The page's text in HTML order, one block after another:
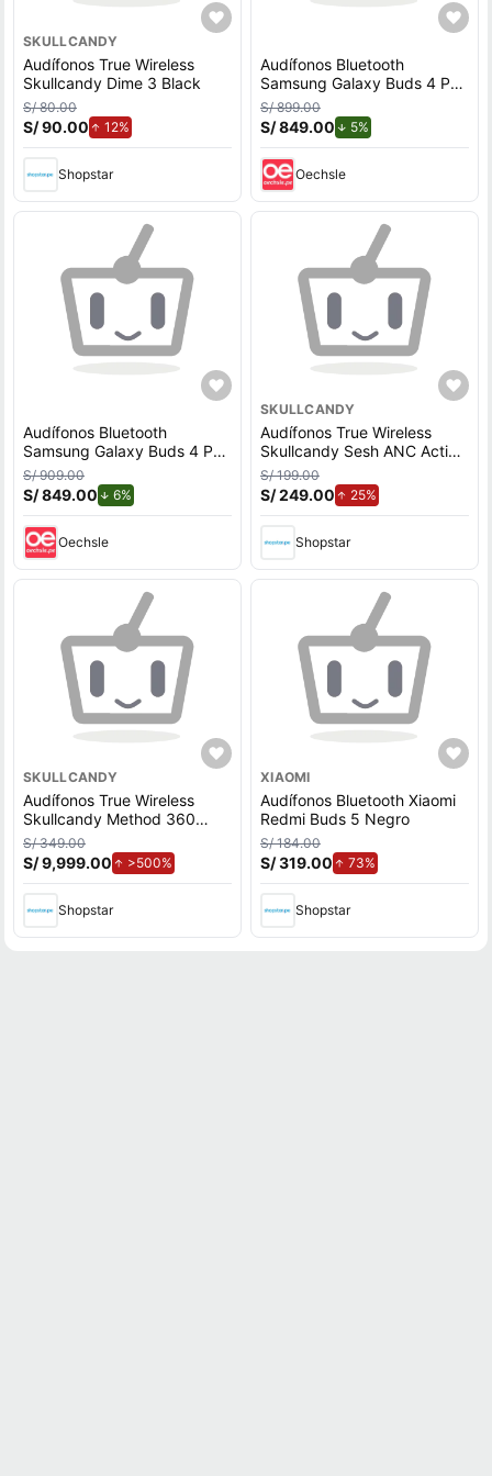
SKULLCANDY
Audífonos True Wireless
Skullcandy Dime 3 Black
S/ 80.00
S/ 90.00 12%
Shopstar
Audífonos Bluetooth
Samsung Galaxy Buds 4 Pro
Black
S/ 899.00
S/ 849.00 5%de descuento.
Oechsle
Audífonos Bluetooth
Samsung Galaxy Buds 4 Pro
Black
S/ 909.00
S/ 849.00 6%
Oechsle
SKULLCANDY
Audífonos True Wireless
Skullcandy Sesh ANC Active
Black
S/ 199.00
S/ 249.00 25%de aumento.
Shopstar
SKULLCANDY
Audífonos True Wireless
Skullcandy Method 360
ANC Black
S/ 349.00
S/ 9,999.00 >500%
Shopstar
XIAOMI
Audífonos Bluetooth Xiaomi
Redmi Buds 5 Negro
S/ 184.00
S/ 319.00 73%de aumento.
Shopstar